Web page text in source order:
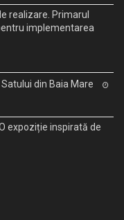
realizare. Primarul
implementarea
din Baia Mare
expoziție inspirată de